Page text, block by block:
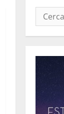
Ricerca
per: